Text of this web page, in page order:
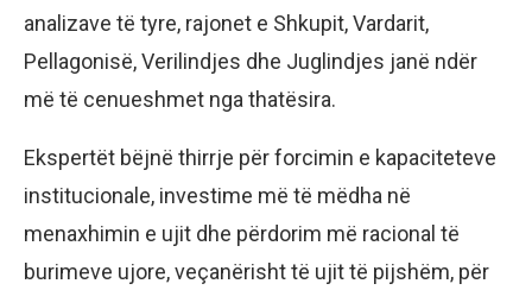
analizave të tyre, rajonet e Shkupit, Vardarit,
Pellagonisë, Verilindjes dhe Juglindjes janë ndër
më të cenueshmet nga thatësira.
Ekspertët bëjnë thirrje për forcimin e kapaciteteve
institucionale, investime më të mëdha në
menaxhimin e ujit dhe përdorim më racional të
burimeve ujore, veçanërisht të ujit të pijshëm, për